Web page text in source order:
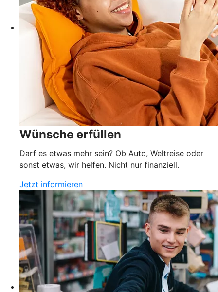
Wünsche erfüllen
Darf es etwas mehr sein? Ob Auto, Weltreise oder
sonst etwas, wir helfen. Nicht nur finanziell.
Jetzt informieren